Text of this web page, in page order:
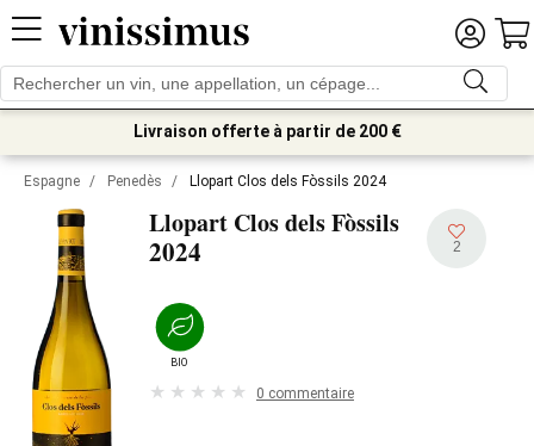
Livraison offerte à partir de 200 €
Espagne / Penedès / Llopart Clos dels Fòssils 2024
Llopart Clos dels Fòssils
2024 2
BIO
0 commentaire